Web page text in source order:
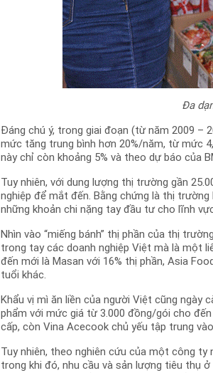
Đa
Đáng chú ý, trong giai đoạn (từ năm 2009 –
mức tăng trung bình hơn 20%/năm, từ mức
này chỉ còn khoảng 5% và theo dự báo của
Tuy nhiên, với dung lượng thị trường gần
nghiệp để mắt đến. Bằng chứng là thị
những khoản chi nặng tay đầu tư cho lĩnh
Nhìn vào “miếng bánh” thị phần của thị
trong tay các doanh nghiệp Việt mà là một
đến mới là Masan với 16% thị phần, Asia
tuổi khác.
Khẩu vị mì ăn liền của người Việt cũng ngày
phẩm với mức giá từ 3.000 đồng/gói cho
cấp, còn Vina Acecook chủ yếu tập trung
Tuy nhiên, theo nghiên cứu của một công
trong khi đó, nhu cầu và sản lượng tiêu thụ